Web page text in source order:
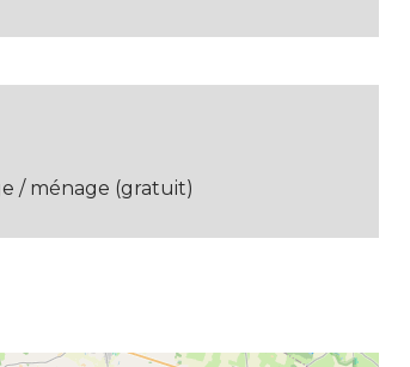
/ ménage (gratuit)